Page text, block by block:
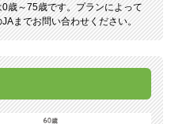
歳～75歳です。プランによって
までお問い合わせください。